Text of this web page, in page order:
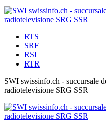
RTS
SRF
RSI
RTR
SWI swissinfo.ch - succursale
radiotelevisione SRG SSR